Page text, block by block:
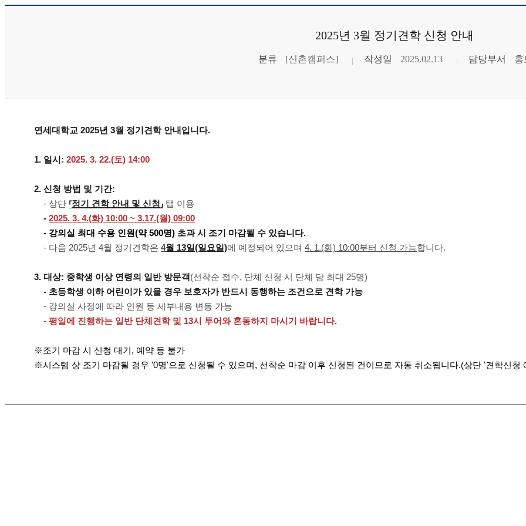
2025년 3월 정기견학 신청 안내
분류 [신촌캠퍼스] 작성일 2025.02.13 담당부서 홍
연세대학교 2025년 3월 정기견학 안내입니다.
1. 일시: 2025. 3. 22.(토) 14:00
2. 신청 방법 및 기간:
- 상단 ⸢정기 견학 안내 및 신청⸥ 탭 이용
- 2025. 3. 4.(화) 10:00 ~ 3.17.(월) 09:00
- 강의실 최대 수용 인원(약 500명) 초과 시 조기 마감될 수 있습니다.
- 다음 2025년 4월 정기견학은 4월 13일(일요일)에 예정되어 있으며 4. 1.(화) 10:00부터 신청 가능합니다.
3. 대상: 중학생 이상 연령의 일반 방문객(선착순 접수, 단체 신청 시 단체 당 최대 25명)
- 초등학생 이하 어린이가 있을 경우 보호자가 반드시 동행하는 조건으로 견학 가능
- 강의실 사정에 따라 인원 등 세부내용 변동 가능
- 평일에 진행하는 일반 단체견학 및 13시 투어와 혼동하지 마시기 바랍니다.
※조기 마감 시 신청 대기, 예약 등 불가
※시스템 상 조기 마감될 경우 '0명'으로 신청될 수 있으며, 선착순 마감 이후 신청된 건이므로 자동 취소됩니다.(상단 '견학신청